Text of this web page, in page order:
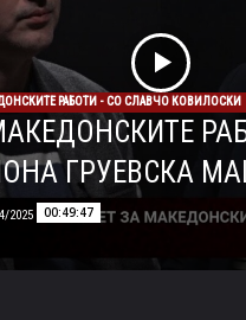
РАБОТИ - СО СЛАВЧО КОВИЛОСКИ
ГРУЕВСКА
00:49:47
22:36